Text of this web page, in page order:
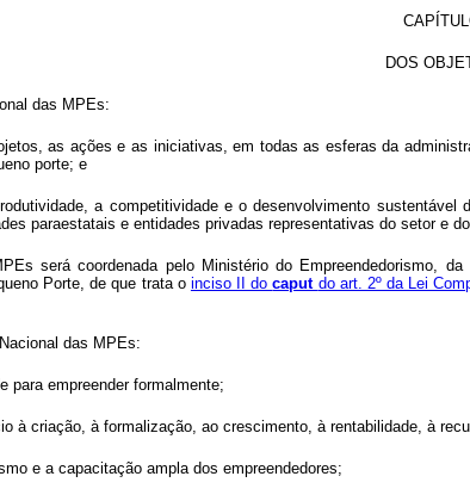
DOS
das MPEs:
as ações e as iniciativas, em todas as esferas da
porte; e
a competitividade e o desenvolvimento
paraestatais e entidades privadas representativas do setor e
será coordenada pelo Ministério do Empreendedorismo,
Porte, de que trata o inciso II docaput do art. 2º da Lei
das MPEs:
para empreender formalmente;
à criação, à formalização, ao crescimento, à rentabilidade, à
e a capacitação ampla dos empreendedores;